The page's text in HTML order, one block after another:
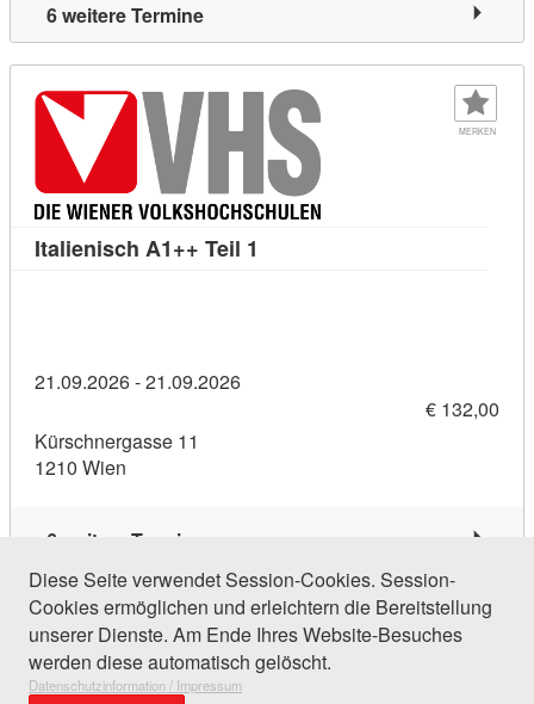
6 weitere Termine
MERKEN
Italienisch A1++ Teil 1
21.09.2026 - 21.09.2026
€ 132,00
Kürschnergasse 11
1210 Wien
6 weitere Termine
174 Einträge gefunden (1 von 9)
Diese Seite verwendet Session-Cookies. Session-
Cookies ermöglichen und erleichtern die Bereitstellung
unserer Dienste. Am Ende Ihres Website-Besuches
werden diese automatisch gelöscht.
Datenschutzinformation / Impressum